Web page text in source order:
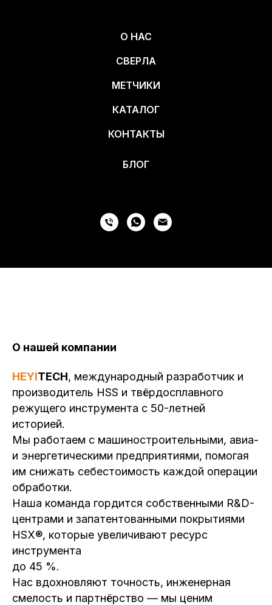
О НАС
СВЕРЛА
МЕТЧИКИ
КАТАЛОГ
КОНТАКТЫ
БЛОГ
О нашей компании
HEYITECH, международный разработчик и
производитель HSS и твёрдосплавного
режущего инструмента с 50-летней
историей.
Мы работаем с машиностроительными, авиа-
и энергетическими предприятиями, помогая
им снижать себестоимость каждой операции
обработки.
Наша команда гордится собственными R&D-
центрами и запатентованными покрытиями
HSX®, которые увеличивают ресурс
инструмента
до 45 %.
Нас вдохновляют точность, инженерная
смелость и партнёрство — мы ценим